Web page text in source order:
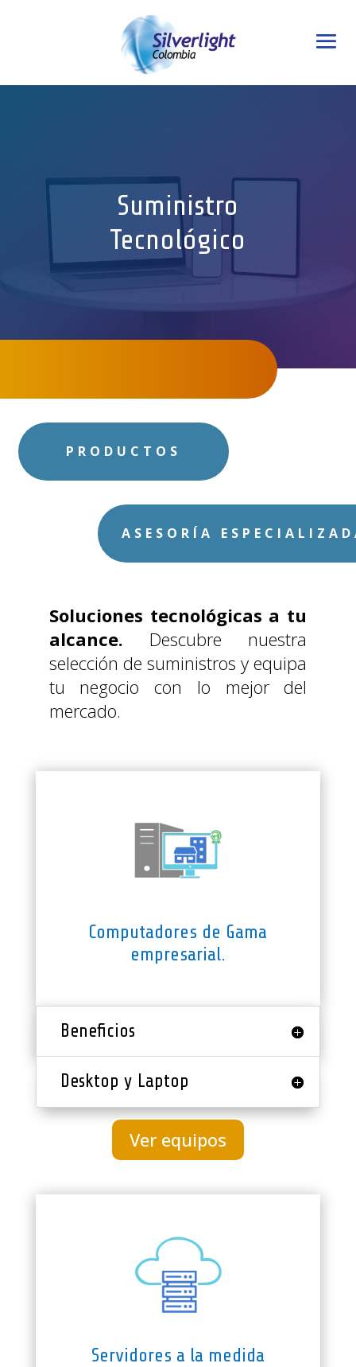
Suministro
Tecnológico
PRODUCTOS
ASESORÍA
Soluciones tecnológicas a tu
alcance. Descubre nuestra
selección de suministros y equipa
tu negocio con lo mejor del
mercado.
Computadores de Gama
empresarial.
Beneficios
Desktop y Laptop
Ver equipos
Servidores a la medida